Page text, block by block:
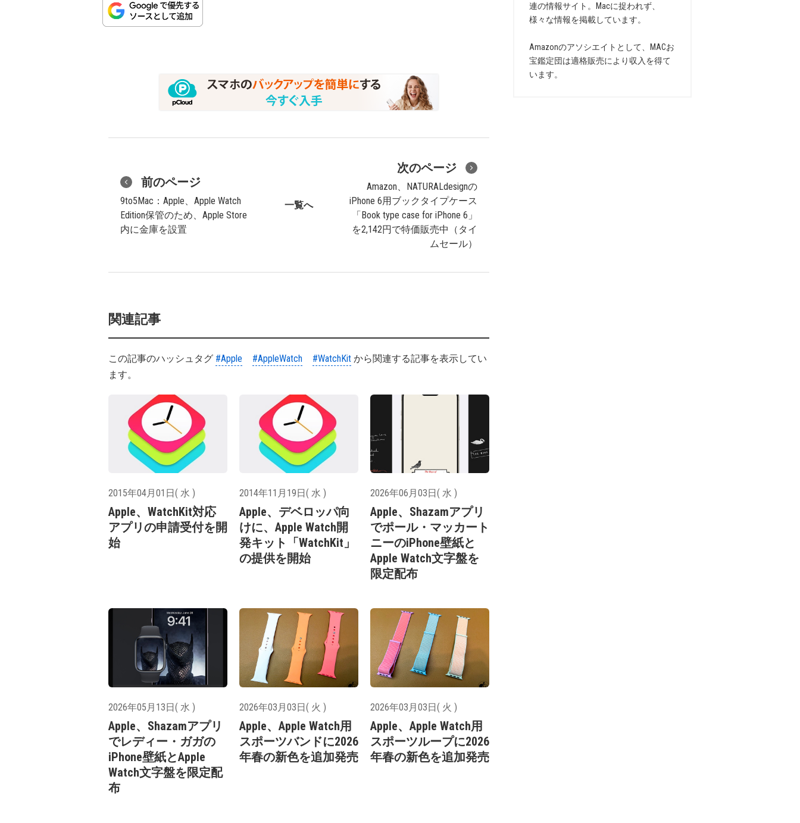
前のページ
9to5Mac：Apple、Apple Watch
Edition保管のため、Apple Store
内に金庫を設置
一覧へ
次のページ
Amazon、NATURALdesignの
iPhone 6用ブックタイプケース
「Book type case for iPhone 6」
を2,142円で特価販売中（タイ
ムセール）
関連記事
この記事のハッシュタグ #Apple #AppleWatch #WatchKit から関連する記事を表示してい
ます。
2015年04月01日( 水 )
Apple、WatchKit対応
アプリの申請受付を開
始
2014年11月19日( 水 )
Apple、デベロッパ向
けに、Apple Watch開
発キット「WatchKit」
の提供を開始
2026年06月03日( 水 )
Apple、Shazamアプリ
でポール・マッカート
ニーのiPhone壁紙と
Apple Watch文字盤を
限定配布
2026年05月13日( 水 )
Apple、Shazamアプリ
でレディー・ガガの
iPhone壁紙とApple
Watch文字盤を限定配
布
2026年03月03日( 火 )
Apple、Apple Watch用
スポーツバンドに2026
年春の新色を追加発売
2026年03月03日( 火 )
Apple、Apple Watch用
スポーツループに2026
年春の新色を追加発売
連の情報サイト。Macに捉われず、
様々な情報を掲載しています。
Amazonのアソシエイトとして、MACお
宝鑑定団は適格販売により収入を得て
います。